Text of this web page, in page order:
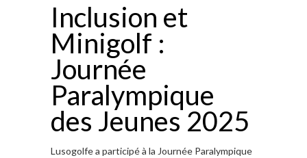
Inclusion et
Minigolf :
Journée
Paralympique
des Jeunes 2025
Lusogolfe a participé à la Journée Paralympique